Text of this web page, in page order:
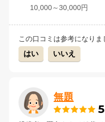
10,000～30,000円
この口コミは参考になりま
はい いいえ
無題